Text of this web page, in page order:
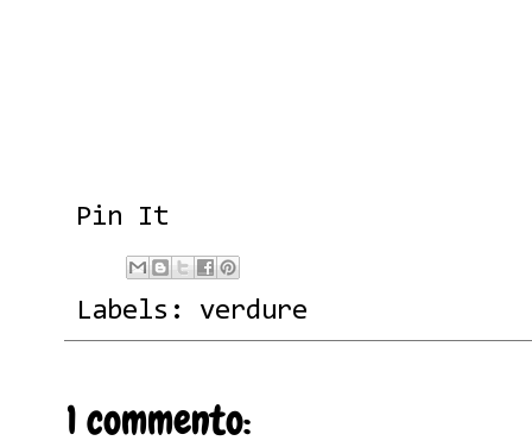
Pin It
Labels: verdure
1 commento: